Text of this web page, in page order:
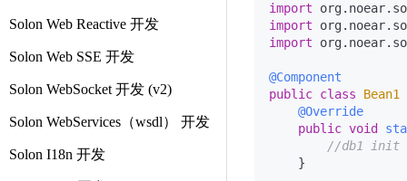
Solon Web Reactive 开发
Solon Web SSE 开发
Solon WebSocket 开发 (v2)
Solon WebServices（wsdl） 开发
Solon I18n 开发
import
import
import
@Component
public class
Bean1
@Override
public void
//db1
    }